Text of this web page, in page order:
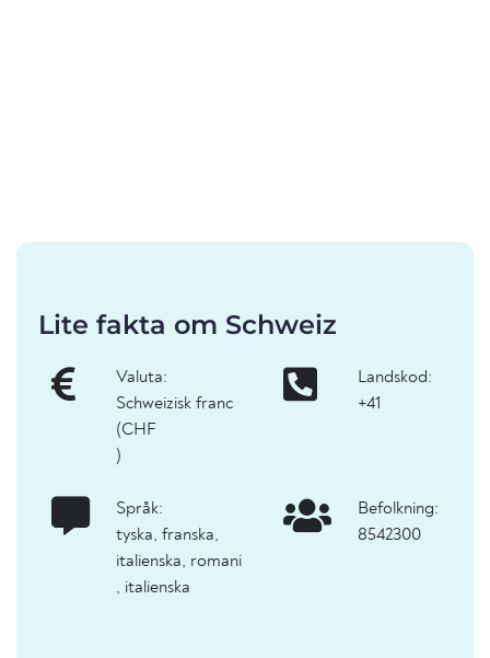
Lite fakta om Schweiz
Valuta:
Schweizisk franc
(CHF
)
Landskod:
+41
Språk:
tyska, franska,
italienska, romani
, italienska
Befolkning:
8542300